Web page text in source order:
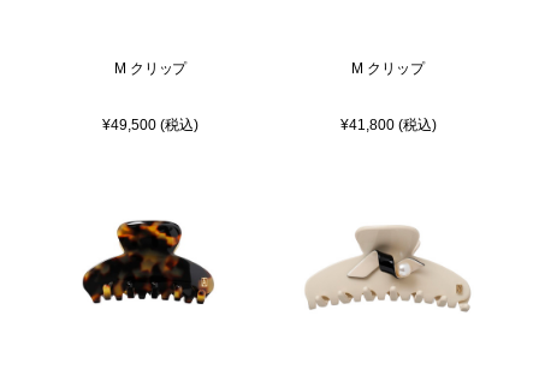
M クリップ
¥49,500 (税込)
M クリップ
¥41,800 (税込)